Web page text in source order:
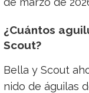
¿Cuántos
Scout?
Bella y Scout
nido de águilas